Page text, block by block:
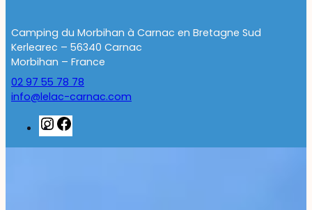
Camping du Morbihan à Carnac en Bretagne Sud
Kerlearec – 56340 Carnac
Morbihan – France
02 97 55 78 78
info@lelac-carnac.com
Instagram